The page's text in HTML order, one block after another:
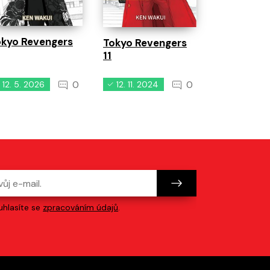
Revengers
12. 5. 2026 0
Tokyo Revengers
11
12. 11. 2024 0
se zpracováním údajů.